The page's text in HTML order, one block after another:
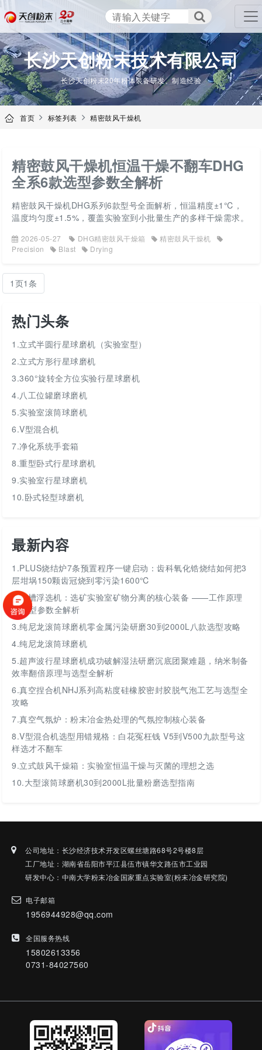
长沙天创粉末技术有限公司
TENCAN
长沙天创粉末20年粉体装备研发、制造经验
首页 标签列表 精密鼓风干燥机
精密鼓风干燥机恒温干燥不翻车DHG
全系6款选型参数全解析
精密鼓风干燥机DHG系列6款型号全面解析，恒温精度±1℃，
温度均匀度±1.5%，覆盖实验室到小批量生产的多样干燥需求。
2026-05-27 DHG精密鼓风干燥箱
精密鼓风干燥机
Precision
Blast Drying
1页1条
热门头条
1.立式半圆行星球磨机（实验室型）
2.立式方形行星球磨机
3.360°旋转全方位实验行星球磨机
4.八工位罐磨球磨机
5.实验室滚筒球磨机
6.V型混合机
7.净化系统手套箱
8.重型卧式行星球磨机
9.实验室行星球磨机
10.卧式轻型球磨机
最新内容
1.PLUS烧结炉7条预置程序一键启动：齿科氧化锆烧结如何把3
层坩埚150颗齿冠烧到零污染1600℃
2.挂槽浮选机：选矿实验室矿物分离的核心装备 ——工作原理
与选型参数全解析
3.纯尼龙滚筒球磨机零金属污染研磨30到2000L八款选型攻略
4.纯尼龙滚筒球磨机
5.超声波行星球磨机成功破解湿法研磨沉底团聚难题，纳米制备
效率翻倍原理与选型全解析
6.真空捏合机NHJ系列高粘度硅橡胶密封胶脱气泡工艺与选型全
攻略
7.真空气氛炉：粉末冶金热处理的气氛控制核心装备
8.V型混合机选型用错规格：白花冤枉钱 V5到V500九款型号这
样选才不翻车
9.立式鼓风干燥箱：实验室恒温干燥与灭菌的理想之选
10.大型滚筒球磨机30到2000L批量粉磨选型指南
公司地址：长沙经济技术开发区螺丝塘路68号2号楼8层
工厂地址：湖南省岳阳市平江县伍市镇华文路伍市工业园
研发中心：中南大学粉末冶金国家重点实验室(粉末冶金研究院)
电子邮箱
1956944928@qq.com
全国服务热线
15802613356
0731-84027560